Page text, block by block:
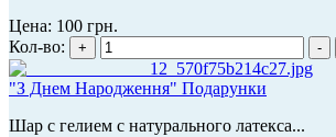
Цена: 100 грн.
Кол-во:
"З Днем Народження" Подарунки
Шар с гелием с натурального латекса...